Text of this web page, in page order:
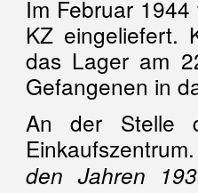
Im Februar
KZ eingeliefert.
das Lager am
Gefangenen in
An der Stelle
den Jahren